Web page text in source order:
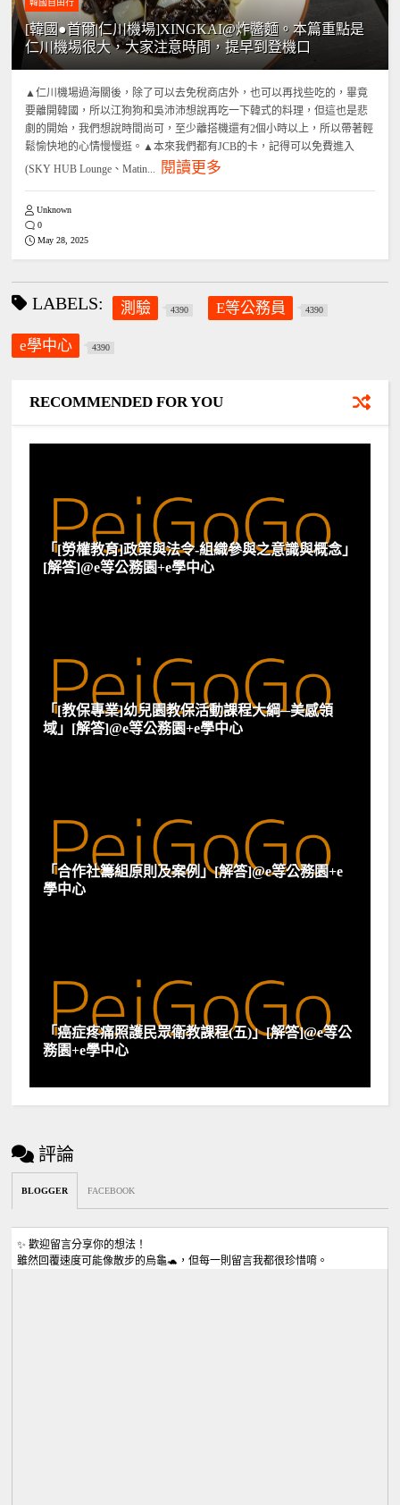
韓國自由行
[韓國●首爾|仁川機場]XINGKAI@炸醬麵。本篇重點是
仁川機場很大，大家注意時間，提早到登機口
▲仁川機場過海關後，除了可以去免稅商店外，也可以再找些吃的，畢竟
要離開韓國，所以江狗狗和吳沛沛想說再吃一下韓式的料理，但這也是悲
劇的開始，我們想說時間尚可，至少離搭機還有2個小時以上，所以帶著輕
鬆愉快地的心情慢慢逛。▲本來我們都有JCB的卡，記得可以免費進入
(SKY HUB Lounge、Matin...
閱讀更多
Unknown
0
May 28, 2025
LABELS: 測驗 4390 E等公務員 4390
e學中心 4390
RECOMMENDED FOR YOU
「[勞權教育]政策與法令-組織參與之意識與概念」
[解答]@e等公務園+e學中心
「[教保專業]幼兒園教保活動課程大綱─美感領
域」[解答]@e等公務園+e學中心
「合作社籌組原則及案例」[解答]@e等公務園+e
學中心
「癌症疼痛照護民眾衛教課程(五)」[解答]@e等公
務園+e學中心
評論
BLOGGER FACEBOOK
✨ 歡迎留言分享你的想法！
雖然回覆速度可能像散步的烏龜🐢，但每一則留言我都很珍惜唷。